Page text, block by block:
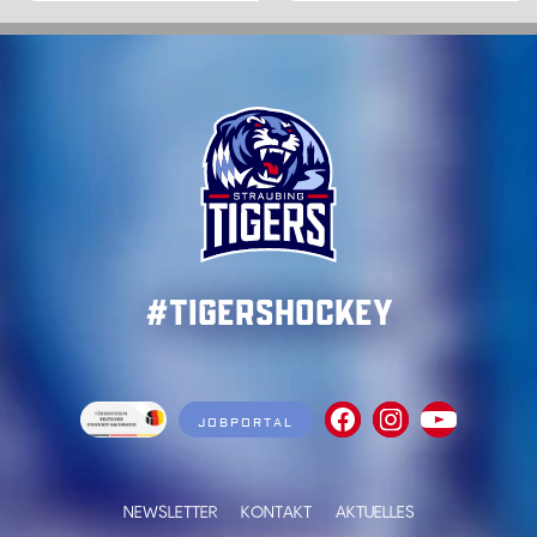
#TigersHockey
JOBPORTAL
NEWSLETTER KONTAKT AKTUELLES